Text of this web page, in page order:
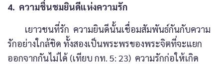
4. ความชื่นชมยินดีแห่งความรัก
เยาวชนที่รัก ความยินดีนั้นเชื่อมสัมพันธ์กันกับความ
รักอย่างใกล้ชิด ทั้งสองเป็นพระพรของพระจิตที่จะแยก
ออกจากกันไม่ได้ (เทียบ กท. 5: 23) ความรักก่อให้เกิด